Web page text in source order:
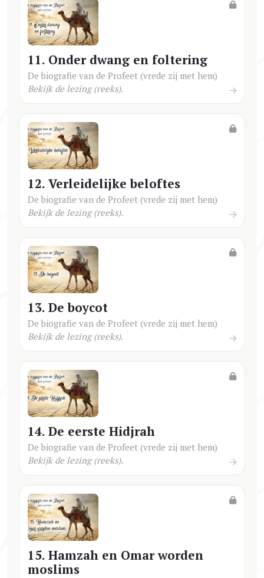
11. Onder dwang en foltering
De biografie van de Profeet (vrede zij met hem)
Bekijk de lezing (reeks).
12. Verleidelijke beloftes
De biografie van de Profeet (vrede zij met hem)
Bekijk de lezing (reeks).
13. De boycot
De biografie van de Profeet (vrede zij met hem)
Bekijk de lezing (reeks).
14. De eerste Hidjrah
De biografie van de Profeet (vrede zij met hem)
Bekijk de lezing (reeks).
15. Hamzah en Omar worden
moslims